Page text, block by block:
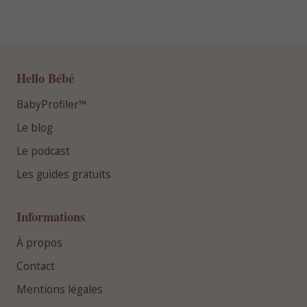
Hello Bébé
BabyProfiler™
Le blog
Le podcast
Les guides gratuits
Informations
À propos
Contact
Mentions légales